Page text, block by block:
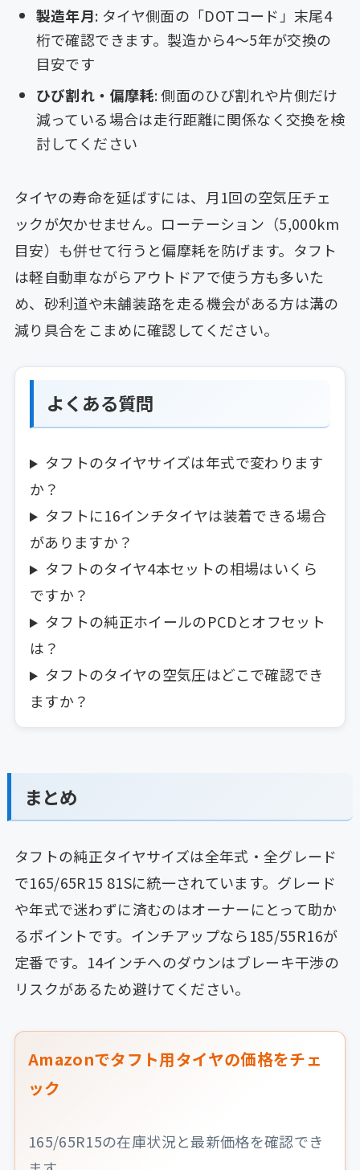
製造年月: タイヤ側面の「DOTコード」末尾4
桁で確認できます。製造から4〜5年が交換の
目安です
ひび割れ・偏摩耗: 側面のひび割れや片側だけ
減っている場合は走行距離に関係なく交換を検
討してください
タイヤの寿命を延ばすには、月1回の空気圧チェ
ックが欠かせません。ローテーション（5,000km
目安）も併せて行うと偏摩耗を防げます。タフト
は軽自動車ながらアウトドアで使う方も多いた
め、砂利道や未舗装路を走る機会がある方は溝の
減り具合をこまめに確認してください。
よくある質問
タフトのタイヤサイズは年式で変わります
か？
タフトに16インチタイヤは装着できる場合
がありますか？
タフトのタイヤ4本セットの相場はいくら
ですか？
タフトの純正ホイールのPCDとオフセット
は？
タフトのタイヤの空気圧はどこで確認でき
ますか？
まとめ
タフトの純正タイヤサイズは全年式・全グレード
で165/65R15 81Sに統一されています。グレード
や年式で迷わずに済むのはオーナーにとって助か
るポイントです。インチアップなら185/55R16が
定番です。14インチへのダウンはブレーキ干渉の
リスクがあるため避けてください。
Amazonでタフト用タイヤの価格をチェ
ック
165/65R15の在庫状況と最新価格を確認でき